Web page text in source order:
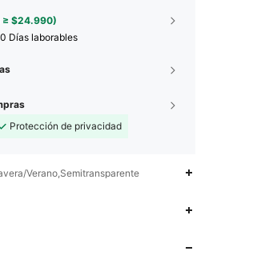
≥ $24.990)
Días laborables
Protección de privacidad
Verano,Semitransparente